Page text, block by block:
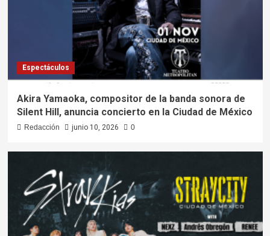
Espectáculos
Akira Yamaoka, compositor de la banda sonora de
Silent Hill, anuncia concierto en la Ciudad de México
Redacción junio 10, 2026 0